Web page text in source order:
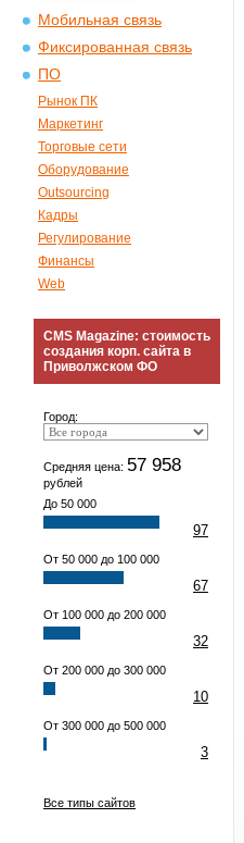
Мобильная связь
Фиксированная связь
ПО
Рынок ПК
Маркетинг
Торговые сети
Оборудование
Outsourcing
Кадры
Регулирование
Финансы
Web
CMS Magazine: стоимость
создания корп. сайта в
Приволжском ФО
Город:
Средняя цена: 57 958
рублей
До 50 000
97
От 50 000 до 100 000
67
От 100 000 до 200 000
32
От 200 000 до 300 000
10
От 300 000 до 500 000
3
Все типы сайтов